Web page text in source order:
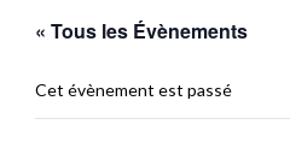
« Tous les Évènements
Cet évènement est passé